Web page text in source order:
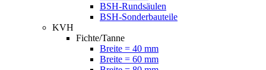
BSH-Rundsäulen
BSH-Sonderbauteile
KVH
Fichte/Tanne
Breite = 40 mm
Breite = 60 mm